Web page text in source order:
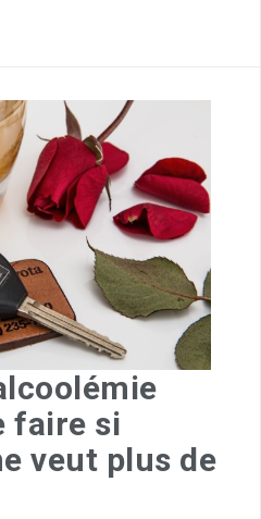
faire si
veut plus de